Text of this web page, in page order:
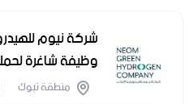
وظيفة شاغرة
منطقة تبوك